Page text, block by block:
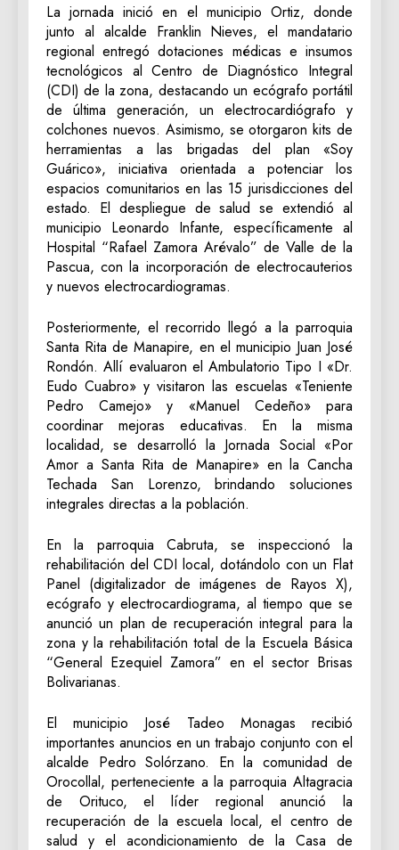
La jornada inició en el municipio Ortiz, donde
junto al alcalde Franklin Nieves, el mandatario
regional entregó dotaciones médicas e insumos
tecnológicos al Centro de Diagnóstico Integral
(CDI) de la zona, destacando un ecógrafo portátil
de última generación, un electrocardiógrafo y
colchones nuevos. Asimismo, se otorgaron kits de
herramientas a las brigadas del plan «Soy
Guárico», iniciativa orientada a potenciar los
espacios comunitarios en las 15 jurisdicciones del
estado. El despliegue de salud se extendió al
municipio Leonardo Infante, específicamente al
Hospital “Rafael Zamora Arévalo” de Valle de la
Pascua, con la incorporación de electrocauterios
y nuevos electrocardiogramas.
Posteriormente, el recorrido llegó a la parroquia
Santa Rita de Manapire, en el municipio Juan José
Rondón. Allí evaluaron el Ambulatorio Tipo I «Dr.
Eudo Cuabro» y visitaron las escuelas «Teniente
Pedro Camejo» y «Manuel Cedeño» para
coordinar mejoras educativas. En la misma
localidad, se desarrolló la Jornada Social «Por
Amor a Santa Rita de Manapire» en la Cancha
Techada San Lorenzo, brindando soluciones
integrales directas a la población.
En la parroquia Cabruta, se inspeccionó la
rehabilitación del CDI local, dotándolo con un Flat
Panel (digitalizador de imágenes de Rayos X),
ecógrafo y electrocardiograma, al tiempo que se
anunció un plan de recuperación integral para la
zona y la rehabilitación total de la Escuela Básica
“General Ezequiel Zamora” en el sector Brisas
Bolivarianas.
El municipio José Tadeo Monagas recibió
importantes anuncios en un trabajo conjunto con el
alcalde Pedro Solórzano. En la comunidad de
Orocollal, perteneciente a la parroquia Altagracia
de Orituco, el líder regional anunció la
recuperación de la escuela local, el centro de
salud y el acondicionamiento de la Casa de